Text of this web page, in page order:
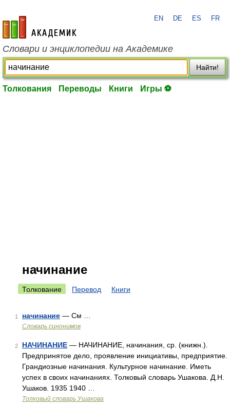
academic.ru
EN DE ES FR
Словари и энциклопедии на Академике
Найти!
Толкования Переводы Книги Игры ⚽
начинание
Толкование Перевод Книги
1 начинание — См …
Словарь синонимов
2 НАЧИНАНИЕ — НАЧИНАНИЕ, начинания, ср. (книжн.).
Предпринятое дело, проявление инициативы, предприятие.
Грандиозные начинания. Культурное начинание. Иметь
успех в своих начинаниях. Толковый словарь Ушакова. Д.Н.
Ушаков. 1935 1940 …
Толковый словарь Ушакова